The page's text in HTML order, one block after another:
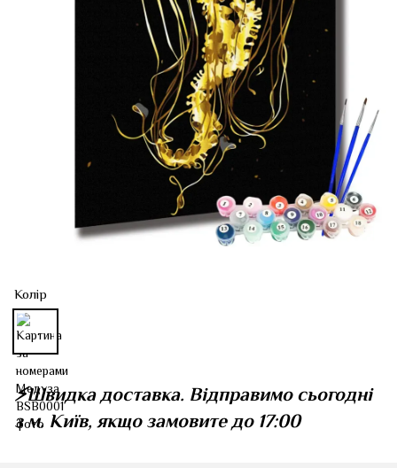
Колір
⚡️Швидка доставка. Відправимо сьогодні
з м. Київ, якщо замовите до 17:00